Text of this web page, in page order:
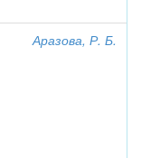
Аразова, Р. Б.